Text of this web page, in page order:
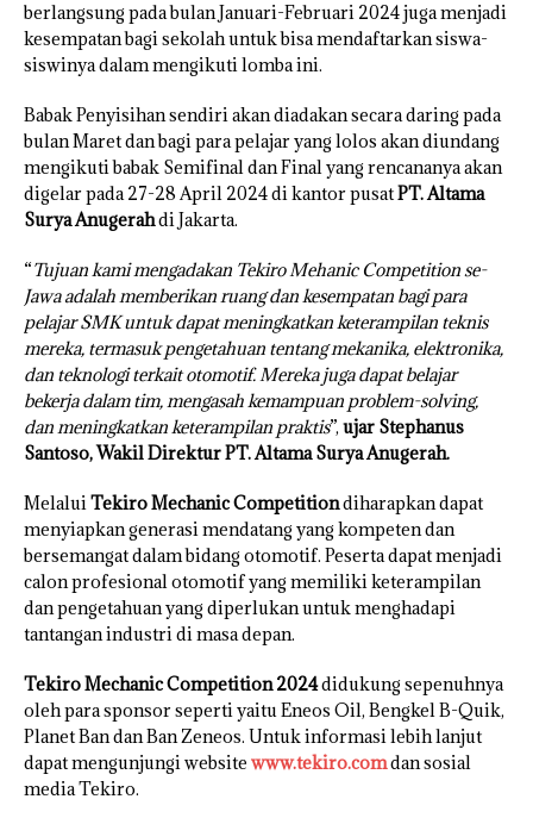
berlangsung pada bulan Januari-Februari 2024 juga menjadi
kesempatan bagi sekolah untuk bisa mendaftarkan siswa-
siswinya dalam mengikuti lomba ini.
Babak Penyisihan sendiri akan diadakan secara daring pada
bulan Maret dan bagi para pelajar yang lolos akan diundang
mengikuti babak Semifinal dan Final yang rencananya akan
digelar pada 27-28 April 2024 di kantor pusatPT. Altama
Surya Anugerahdi Jakarta.
“Tujuan kami mengadakan Tekiro Mehanic Competition se-
Jawa adalah memberikan ruang dan kesempatan bagi para
pelajar SMK untuk dapat meningkatkan keterampilan teknis
mereka, termasuk pengetahuan tentang mekanika, elektronika,
dan teknologi terkait otomotif. Mereka juga dapat belajar
bekerja dalam tim, mengasah kemampuan problem-solving,
dan meningkatkan keterampilan praktis”, ujar Stephanus
Santoso, Wakil Direktur PT. Altama Surya Anugerah.
MelaluiTekiro Mechanic Competitiondiharapkan dapat
menyiapkan generasi mendatang yang kompeten dan
bersemangat dalam bidang otomotif. Peserta dapat menjadi
calon profesional otomotif yang memiliki keterampilan
dan pengetahuan yang diperlukan untuk menghadapi
tantangan industri di masa depan.
Tekiro Mechanic Competition 2024didukung sepenuhnya
oleh para sponsor seperti yaitu Eneos Oil, Bengkel B-Quik,
Planet Ban dan Ban Zeneos. Untuk informasi lebih lanjut
dapat mengunjungi website www.tekiro.comdan sosial
media Tekiro.